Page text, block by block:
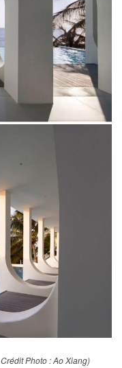
Crédit Photo : Ao Xiang)